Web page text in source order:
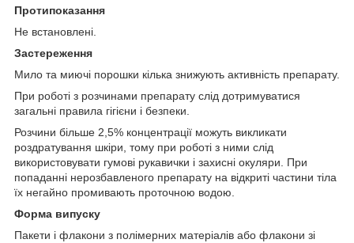
Протипоказання
Не встановлені.
Застереження
Мило та миючі порошки кілька знижують активність препарату.
При роботі з розчинами препарату слід дотримуватися
загальні правила гігієни і безпеки.
Розчини більше 2,5% концентрації можуть викликати
роздратування шкіри, тому при роботі з ними слід
використовувати гумові рукавички і захисні окуляри. При
попаданні нерозбавленого препарату на відкриті частини тіла
їх негайно промивають проточною водою.
Форма випуску
Пакети і флакони з полімерних матеріалів або флакони зі